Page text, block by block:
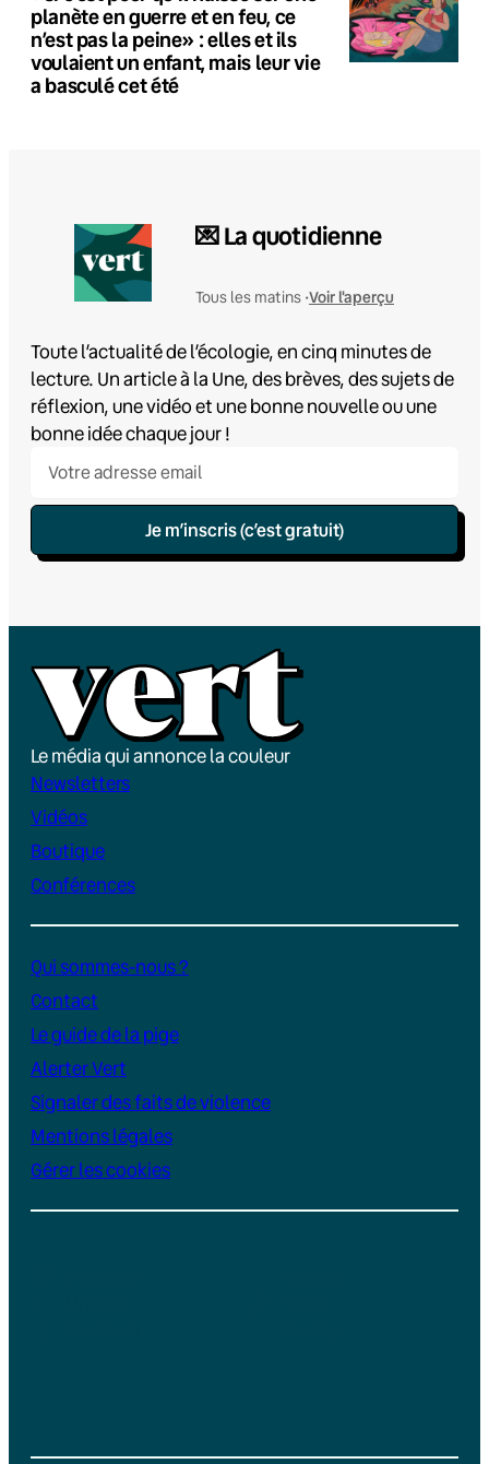
planète en guerre et en feu, ce
n’est pas la peine» : elles et ils
voulaient un enfant, mais leur vie
a basculé cet été
💌 La quotidienne
Tous les matins •Voir l'aperçu
Toute l’actualité de l’écologie, en cinq minutes de
lecture. Un article à la Une, des brèves, des sujets de
réflexion, une vidéo et une bonne nouvelle ou une
bonne idée chaque jour !
Je m’inscris (c’est gratuit)
Le média qui annonce la couleur
Newsletters
Vidéos
Boutique
Conférences
Qui sommes-nous ?
Contact
Le guide de la pige
Alerter Vert
Signaler des faits de violence
Mentions légales
Gérer les cookies